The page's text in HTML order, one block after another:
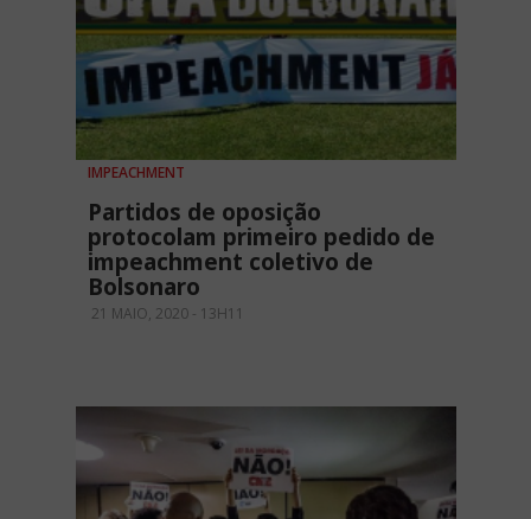
IMPEACHMENT
Partidos de oposição
protocolam primeiro pedido de
impeachment coletivo de
Bolsonaro
21 MAIO, 2020 - 13H11